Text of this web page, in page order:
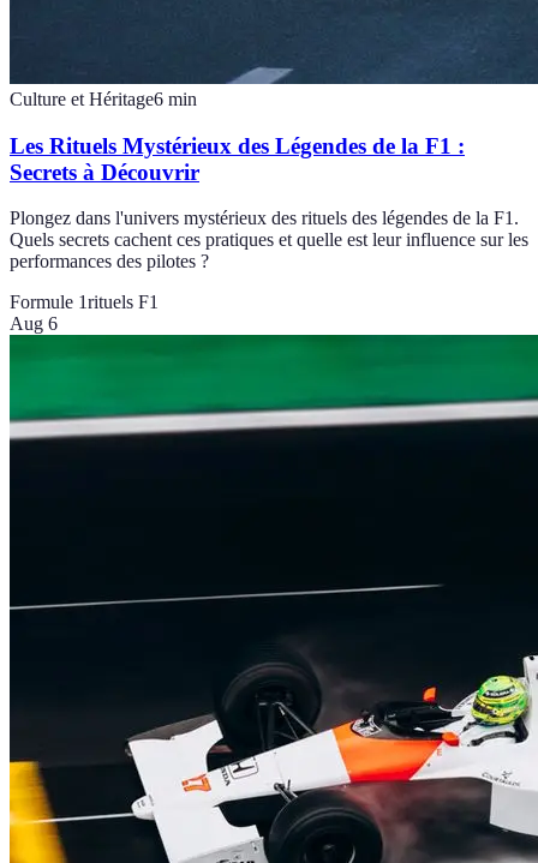
Culture et Héritage6 min
Les Rituels Mystérieux des Légendes de la F1 :
Secrets à Découvrir
Plongez dans l'univers mystérieux des rituels des légendes de la F1.
Quels secrets cachent ces pratiques et quelle est leur influence sur les
performances des pilotes ?
Formule 1rituels F1
Aug 6